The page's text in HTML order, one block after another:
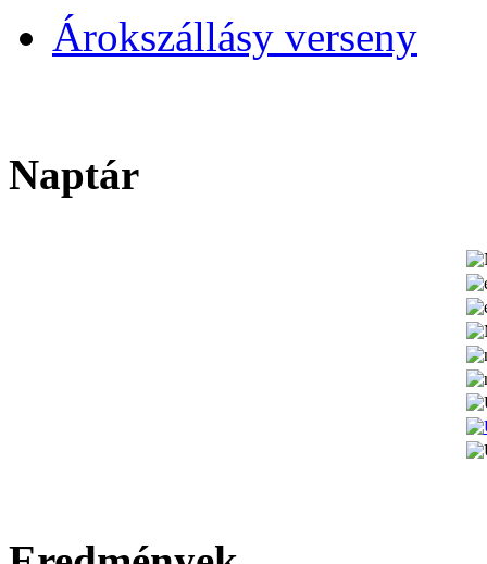
Árokszállásy verseny
Naptár